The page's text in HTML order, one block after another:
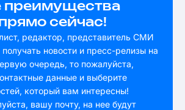
преимущества
сейчас!
редактор, представитель СМИ
получать новости и пресс-релизы на
очередь, то пожалуйста,
данные и выберите
который вам интересны!
вашу почту, на нее будут